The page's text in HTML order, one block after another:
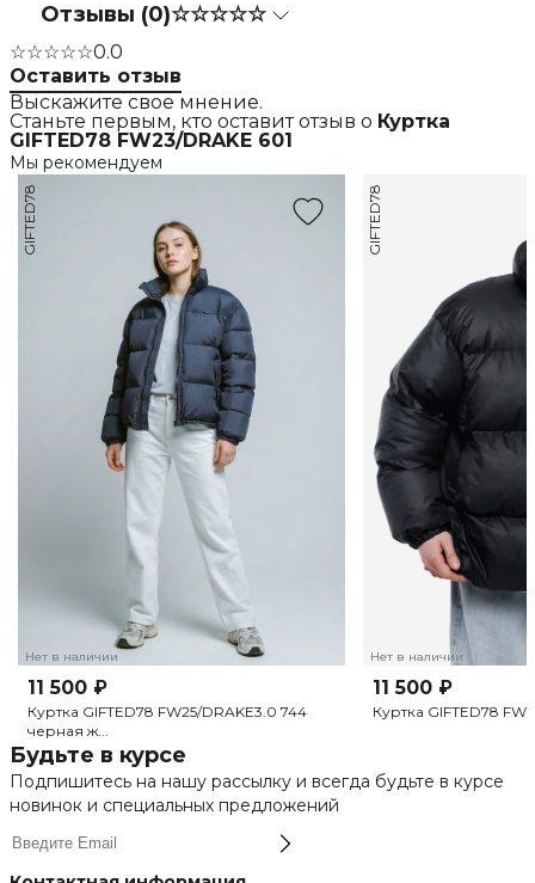
Отзывы (0)☆☆☆☆☆
☆☆☆☆☆0.0
Оставить отзыв
Выскажите свое мнение.
Станьте первым, кто оставит отзыв о Куртка
GIFTED78 FW23/DRAKE 601
Мы рекомендуем
Нет в наличии
GIFTED78
11 500 ₽
Куртка GIFTED78 FW25/DRAKE3.0 744
черная ж...
Нет в наличии
GIFTED78
11 500 ₽
Куртка GIFTED78
Будьте в курсе
Подпишитесь на нашу рассылку и всегда будьте в курсе
новинок и специальных предложений